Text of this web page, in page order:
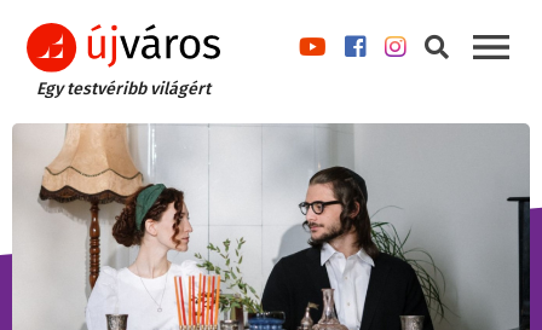
Egy testvéribb világért